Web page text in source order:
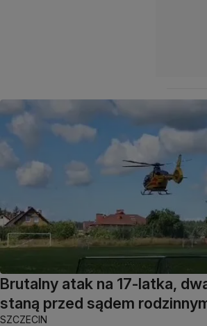
Brutalny atak na 17-latka,
staną przed sądem
SZCZECIN